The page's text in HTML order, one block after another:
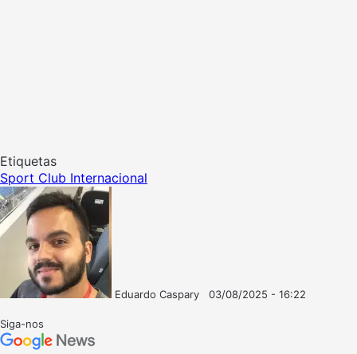
Etiquetas
Sport Club Internacional
Eduardo Caspary
03/08/2025 - 16:22
Siga-nos